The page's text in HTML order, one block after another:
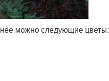
нее можно следующие цветы: